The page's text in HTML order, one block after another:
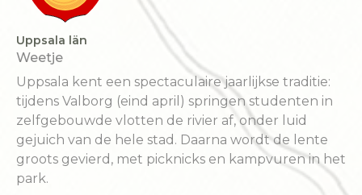
Uppsala län
Weetje
Uppsala kent een spectaculaire jaarlijkse traditie:
tijdens Valborg (eind april) springen studenten in
zelfgebouwde vlotten de rivier af, onder luid
gejuich van de hele stad. Daarna wordt de lente
groots gevierd, met picknicks en kampvuren in het
park.